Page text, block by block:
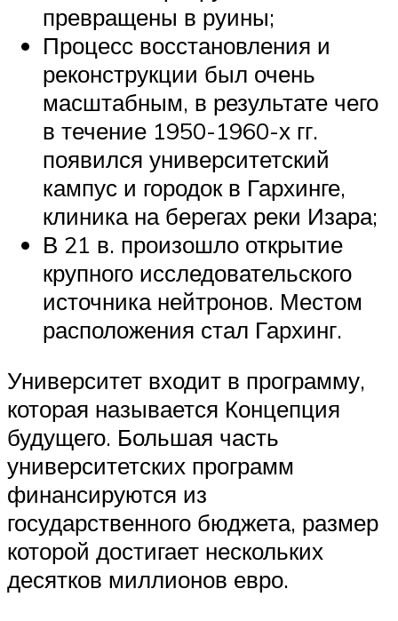
превращены в руины;
Процесс восстановления и
реконструкции был очень
масштабным, в результате чего
в течение 1950-1960-х гг.
появился университетский
кампус и городок в Гархинге,
клиника на берегах реки Изара;
В 21 в. произошло открытие
крупного исследовательского
источника нейтронов. Местом
расположения стал Гархинг.
Университет входит в программу,
которая называется Концепция
будущего. Большая часть
университетских программ
финансируются из
государственного бюджета, размер
которой достигает нескольких
десятков миллионов евро.